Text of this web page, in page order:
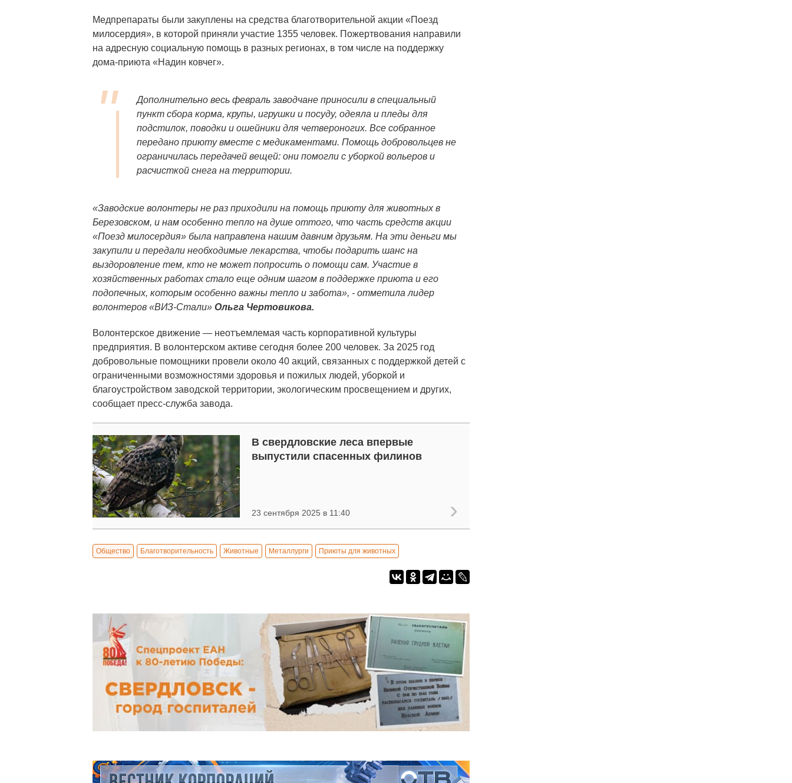
Медпрепараты были закуплены на средства благотворительной акции «Поезд
милосердия», в которой приняли участие 1355 человек. Пожертвования направили
на адресную социальную помощь в разных регионах, в том числе на поддержку
дома-приюта «Надин ковчег».
Дополнительно весь февраль заводчане приносили в специальный
пункт сбора корма, крупы, игрушки и посуду, одеяла и пледы для
подстилок, поводки и ошейники для четвероногих. Все собранное
передано приюту вместе с медикаментами. Помощь добровольцев не
ограничилась передачей вещей: они помогли с уборкой вольеров и
расчисткой снега на территории.
«Заводские волонтеры не раз приходили на помощь приюту для животных в
Березовском, и нам особенно тепло на душе оттого, что часть средств акции
«Поезд милосердия» была направлена нашим давним друзьям. На эти деньги мы
закупили и передали необходимые лекарства, чтобы подарить шанс на
выздоровление тем, кто не может попросить о помощи сам. Участие в
хозяйственных работах стало еще одним шагом в поддержке приюта и его
подопечных, которым особенно важны тепло и забота», - отметила лидер
волонтеров «ВИЗ-Стали» Ольга Чертовикова.
Волонтерское движение — неотъемлемая часть корпоративной культуры
предприятия. В волонтерском активе сегодня более 200 человек. За 2025 год
добровольные помощники провели около 40 акций, связанных с поддержкой детей с
ограниченными возможностями здоровья и пожилых людей, уборкой и
благоустройством заводской территории, экологическим просвещением и других,
сообщает пресс-служба завода.
В свердловские леса впервые
выпустили спасенных филинов
23 сентября 2025 в 11:40
Общество Благотворительность Животные Металлурги Приюты для животных